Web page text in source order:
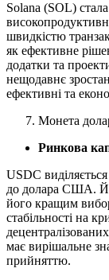
Solana (SOL)
швидкістю
як ефективне
додатки та
нещодавнє
ефективні та
Монета
Ринкова
USDC
до долара США.
його кращим
стабільності на
має вирішальне
прийняттю.